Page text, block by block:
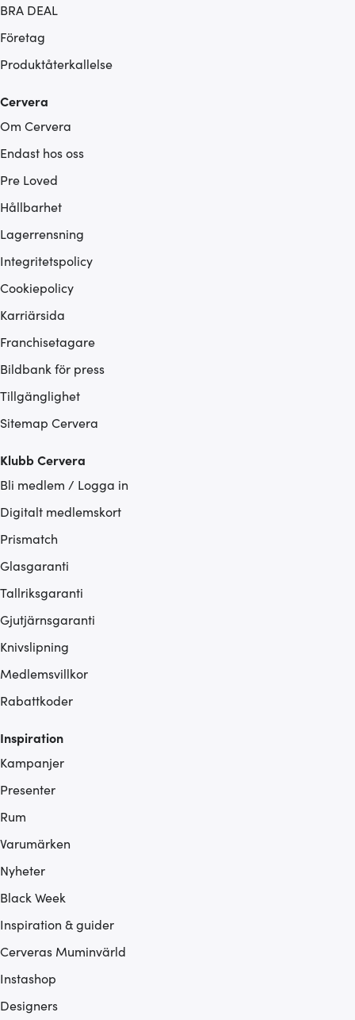
BRA DEAL
Företag
Produktåterkallelse
Cervera
Om Cervera
Endast hos oss
Pre Loved
Hållbarhet
Lagerrensning
Integritetspolicy
Cookiepolicy
Karriärsida
Franchisetagare
Bildbank för press
Tillgänglighet
Sitemap Cervera
Klubb Cervera
Bli medlem / Logga in
Digitalt medlemskort
Prismatch
Glasgaranti
Tallriksgaranti
Gjutjärnsgaranti
Knivslipning
Medlemsvillkor
Rabattkoder
Inspiration
Kampanjer
Presenter
Rum
Varumärken
Nyheter
Black Week
Inspiration & guider
Cerveras Muminvärld
Instashop
Designers